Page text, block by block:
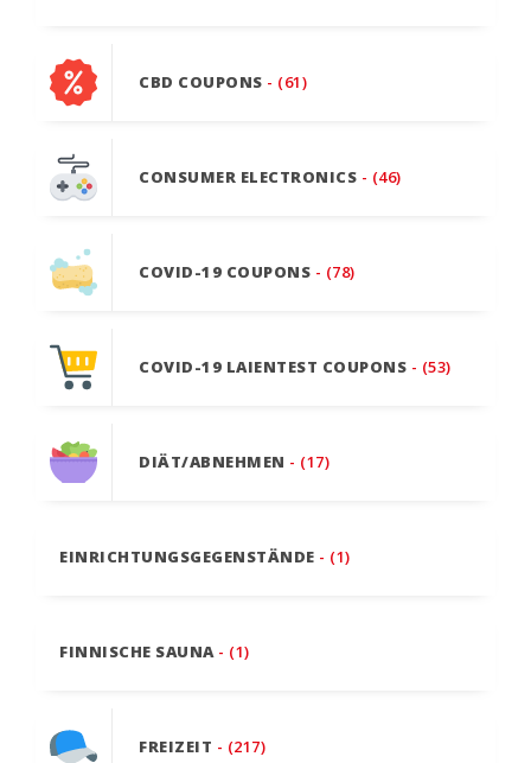
CBD COUPONS - (61)
CONSUMER ELECTRONICS - (46)
COVID-19 COUPONS - (78)
COVID-19 LAIENTEST COUPONS - (53)
DIÄT/ABNEHMEN - (17)
EINRICHTUNGSGEGENSTÄNDE - (1)
FINNISCHE SAUNA - (1)
FREIZEIT - (217)